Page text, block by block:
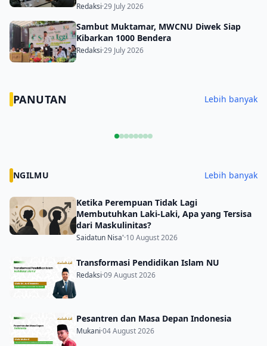
Redaksi·29 July 2026
Sambut Muktamar, MWCNU Diwek Siap
Kibarkan 1000 Bendera
Redaksi·29 July 2026
PANUTAN Lebih banyak
Visionarisme di
Kultural
Krisis Otoritas
NGILMU Lebih banyak
Ketika Perempuan Tidak Lagi
Membutuhkan Laki-Laki, Apa yang Tersisa
dari Maskulinitas?
Saidatun Nisa'·10 August 2026
Transformasi Pendidikan Islam NU
Redaksi·09 August 2026
Pesantren dan Masa Depan Indonesia
Mukani·04 August 2026